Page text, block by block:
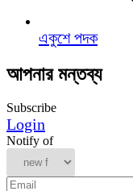
একুশে পদক
আপনার মন্তব্য
Subscribe
Login
Notify of